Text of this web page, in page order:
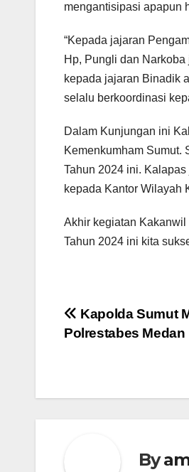
mengantisipasi apapun
“Kepada jajaran
Hp, Pungli dan
kepada jajaran Binadik
selalu berkoordinasi
Dalam Kunjungan ini
Kemenkumham Sumut.
Tahun 2024 ini.
kepada Kantor Wilayah
Akhir kegiatan
Tahun 2024 ini kita
Navigasi
Kapolda Sumut
Polrestabes Medan
By